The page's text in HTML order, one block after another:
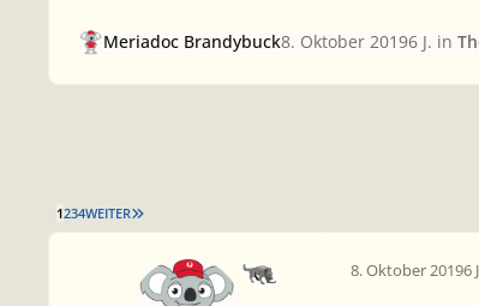
Meriadoc Brandybuck8. Oktober 20196 J. in
1234WEITER LETZTE SEITE
8. Oktober 20196